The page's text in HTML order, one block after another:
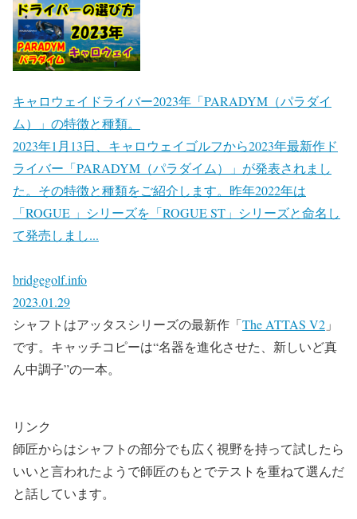
キャロウェイドライバー2023年「PARADYM（パラダイ
ム）」の特徴と種類。
2023年1月13日、キャロウェイゴルフから2023年最新作ド
ライバー「PARADYM（パラダイム）」が発表されまし
た。その特徴と種類をご紹介します。昨年2022年は
「ROGUE 」シリーズを「ROGUE ST」シリーズと命名し
て発売しまし...
bridgegolf.info
2023.01.29
シャフトはアッタスシリーズの最新作「The ATTAS V2 」
です。キャッチコピーは“名器を進化させた、新しいど真
ん中調子”の一本。
リンク
師匠からはシャフトの部分でも広く視野を持って試したら
いいと言われたようで師匠のもとでテストを重ねて選んだ
と話しています。